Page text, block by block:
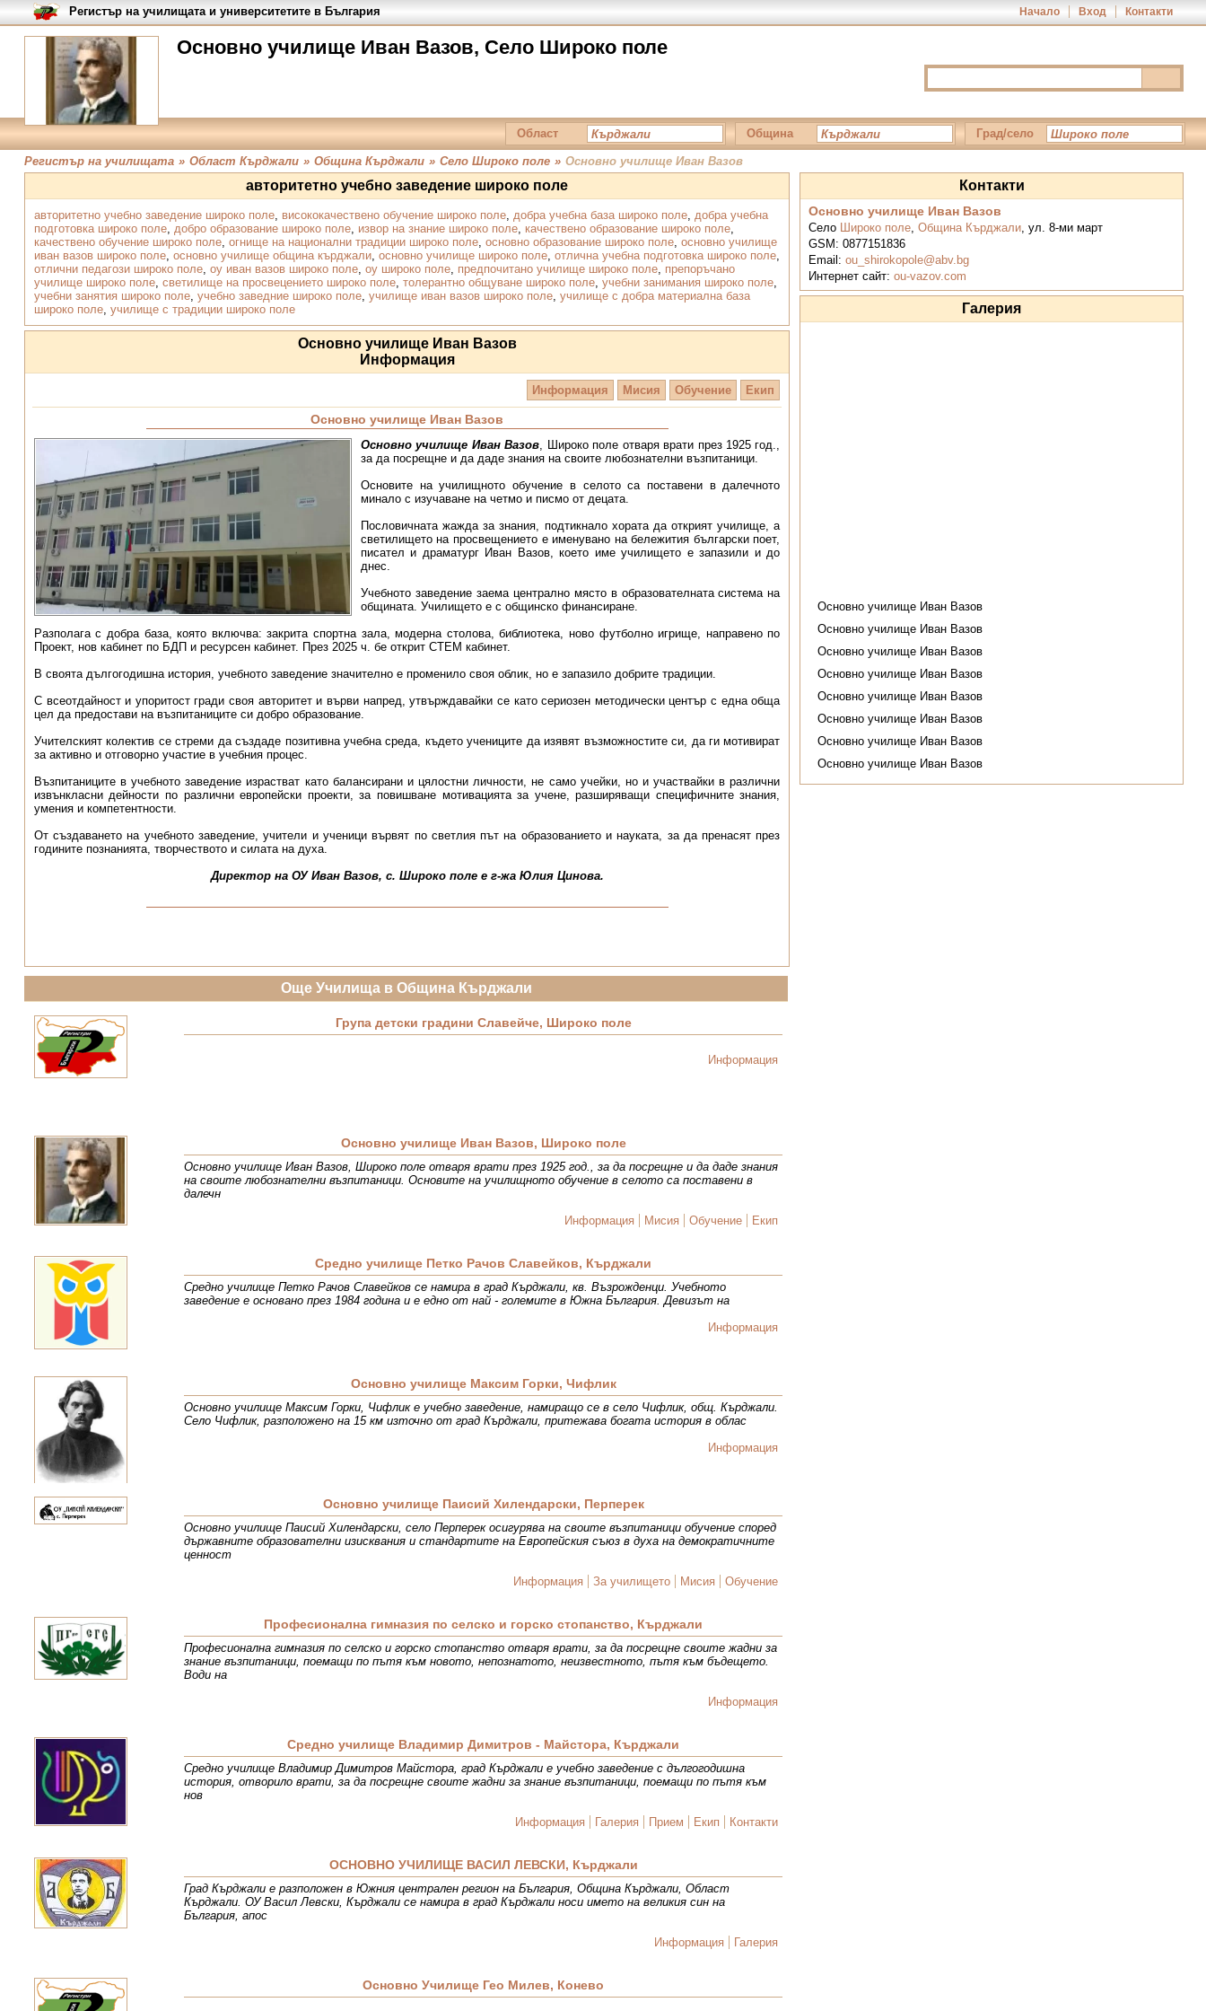
Основно училище Иван Вазов, Село Широко поле
Начало Вход Контакти
Регистър на училищата и университетите в България
Област Община Град/село
Регистър на училищата » Област Кърджали » Община Кърджали » Село Широко поле » Основно училище Иван Вазов
авторитетно учебно заведение широко поле
авторитетно учебно заведение широко поле, висококачествено обучение широко поле, добра учебна база широко поле, добра учебна
подготовка широко поле, добро образование широко поле, извор на знание широко поле, качествено образование широко поле,
качествено обучение широко поле, огнище на национални традиции широко поле, основно образование широко поле, основно училище
иван вазов широко поле, основно училище община кърджали, основно училище широко поле, отлична учебна подготовка широко поле,
отлични педагози широко поле, оу иван вазов широко поле, оу широко поле, предпочитано училище широко поле, препоръчано
училище широко поле, светилище на просвецението широко поле, толерантно общуване широко поле, учебни занимания широко поле,
учебни занятия широко поле, учебно заведние широко поле, училище иван вазов широко поле, училище с добра материална база
широко поле, училище с традиции широко поле
Основно училище Иван Вазов
Информация
Информация Мисия Обучение Екип
Основно училище Иван Вазов
Основно училище Иван Вазов, Широко поле отваря врати през 1925 год.,
за да посрещне и да даде знания на своите любознателни възпитаници.
Основите на училищното обучение в селото са поставени в далечното
минало с изучаване на четмо и писмо от децата.
Пословичната жажда за знания, подтикнало хората да открият училище, а
светилището на просвещението е именувано на бележития български поет,
писател и драматург Иван Вазов, което име училището е запазили и до
днес.
Учебното заведение заема централно място в образователната система на
общината. Училището е с общинско финансиране.
Разполага с добра база, която включва: закрита спортна зала, модерна столова, библиотека, ново футболно игрище, направено по
Проект, нов кабинет по БДП и ресурсен кабинет. През 2025 ч. бе открит СТЕМ кабинет.
В своята дългогодишна история, учебното заведение значително е променило своя облик, но е запазило добрите традиции.
С всеотдайност и упоритост гради своя авторитет и върви напред, утвърждавайки се като сериозен методически център с една обща
цел да предостави на възпитаниците си добро образование.
Учителският колектив се стреми да създаде позитивна учебна среда, където учениците да изявят възможностите си, да ги мотивират
за активно и отговорно участие в учебния процес.
Възпитаниците в учебното заведение израстват като балансирани и цялостни личности, не само учейки, но и участвайки в различни
извънкласни дейности по различни европейски проекти, за повишване мотивацията за учене, разширяващи специфичните знания,
умения и компетентности.
От създаването на учебното заведение, учители и ученици вървят по светлия път на образованието и науката, за да пренасят през
годините познанията, творчеството и силата на духа.
Директор на ОУ Иван Вазов, с. Широко поле е г-жа Юлия Цинова.
Контакти
Основно училище Иван Вазов
Село Широко поле, Община Кърджали, ул. 8-ми март
GSM: 0877151836
Email: ou_shirokopole@abv.bg
Интернет сайт: ou-vazov.com
Галерия
Основно училище Иван Вазов
Основно училище Иван Вазов
Основно училище Иван Вазов
Основно училище Иван Вазов
Основно училище Иван Вазов
Основно училище Иван Вазов
Основно училище Иван Вазов
Основно училище Иван Вазов
Още Училища в Община Кърджали
Група детски градини Славейче, Широко поле
Информация
Основно училище Иван Вазов, Широко поле
Основно училище Иван Вазов, Широко поле отваря врати през 1925 год., за да посрещне и да даде знания
на своите любознателни възпитаници. Основите на училищното обучение в селото са поставени в
далечн
Информация
Мисия Обучение Екип
Средно училище Петко Рачов Славейков, Кърджали
Средно училище Петко Рачов Славейков се намира в град Кърджали, кв. Възрожденци. Учебното
заведение е основано през 1984 година и е едно от най - големите в Южна България. Девизът на
Информация
Основно училище Максим Горки, Чифлик
Основно училище Максим Горки, Чифлик е учебно заведение, намиращо се в село Чифлик, общ. Кърджали.
Село Чифлик, разположено на 15 км източно от град Кърджали, притежава богата история в облас
Информация
Основно училище Паисий Хилендарски, Перперек
Основно училище Паисий Хилендарски, село Перперек осигурява на своите възпитаници обучение според
държавните образователни изисквания и стандартите на Европейския съюз в духа на демократичните
ценност
Информация
За училището Мисия Обучение
Професионална гимназия по селско и горско стопанство, Кърджали
Професионална гимназия по селско и горско стопанство отваря врати, за да посрещне своите жадни за
знание възпитаници, поемащи по пътя към новото, непознатото, неизвестното, пътя към бъдещето.
Води на
Информация
Средно училище Владимир Димитров - Майстора, Кърджали
Средно училище Владимир Димитров Майстора, град Кърджали е учебно заведение с дългогодишна
история, отворило врати, за да посрещне своите жадни за знание възпитаници, поемащи по пътя към
нов
Информация
Галерия Прием Екип Контакти
ОСНОВНО УЧИЛИЩЕ ВАСИЛ ЛЕВСКИ, Кърджали
Град Кърджали е разположен в Южния централен регион на България, Община Кърджали, Област
Кърджали. ОУ Васил Левски, Кърджали се намира в град Кърджали носи името на великия син на
България, апос
Информация
Галерия
Основно Училище Гео Милев, Конево